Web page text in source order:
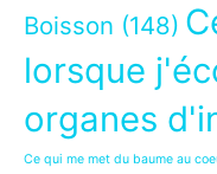
Boisson (148)
lorsque
organes
Ce qui me met du baume au